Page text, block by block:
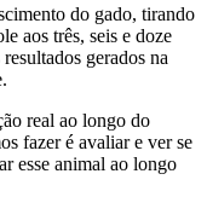
do gado, tirando
aos três, seis e doze
gerados na
real ao longo do
fazer é avaliar e ver se
esse animal ao longo